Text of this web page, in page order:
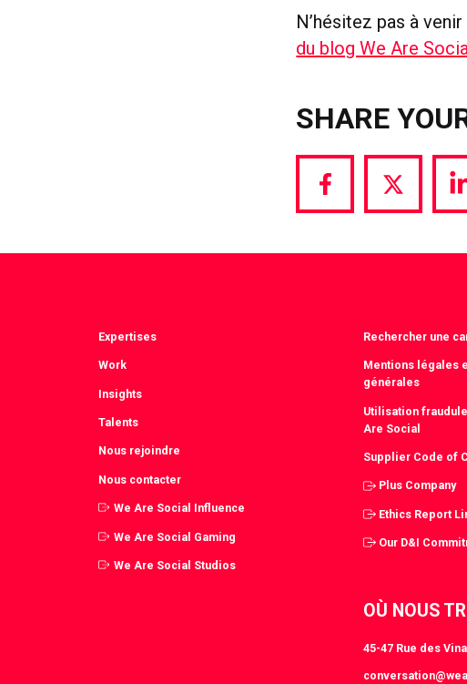
N’hésitez pas à
du blog We Are
SHARE
Share
Facebook
Share
Twitter
Expertises
Work
Insights
Talents
Nous rejoindre
Nous contacter
We Are Social Influence
We Are Social Gaming
We Are Social Studios
Rechercher une
Mentions légales
générales
Utilisation
Are Social
Supplier Code of
Plus Company
Ethics Report
Our D&I
OÙ NOUS
45-47 Rue des